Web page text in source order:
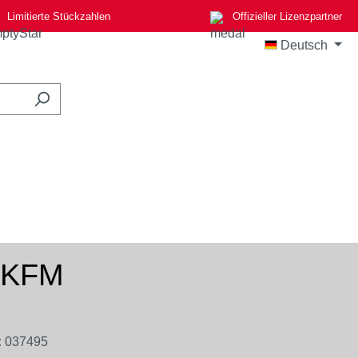
Limitierte Stückzahlen Offizieller Lizenzpartner
Deutsch
037495